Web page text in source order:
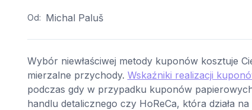
Od: Michal Paluš
Wybór niewłaściwej metody kuponów kosztuje
mierzalne przychody. Wskaźniki realizacji
podczas gdy w przypadku kuponów
handlu detalicznego czy HoReCa, która działa